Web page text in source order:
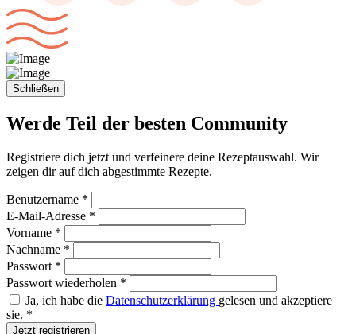
Schließen
Werde Teil der besten Community
Registriere dich jetzt und verfeinere deine Rezeptauswahl. Wir
zeigen dir auf dich abgestimmte Rezepte.
Benutzername *
E-Mail-Adresse *
Vorname *
Nachname *
Passwort *
Passwort wiederholen *
Ja, ich habe die Datenschutzerklärung gelesen und akzeptiere
sie. *
Jetzt registrieren